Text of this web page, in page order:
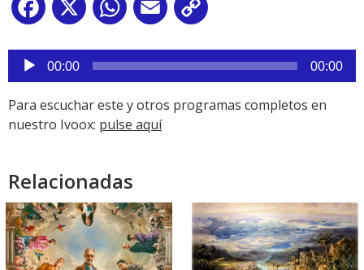
Facebook
X WhatsApp
Email
Reproductor
audio
00:00 00:00
Para escuchar este y otros programas completos en
nuestro Ivoox: pulse aquí
Relacionadas